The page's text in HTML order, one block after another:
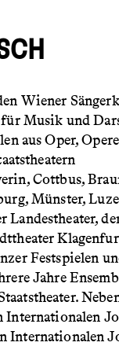
Wiener
Musik und
aus Oper,
Cottbus,
Münster,
Landestheater,
Festspielen
Jahre
Internationalen
Internationalen